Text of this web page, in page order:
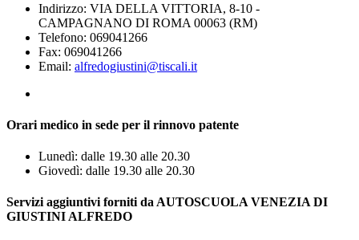
Indirizzo: VIA DELLA VITTORIA, 8-10 -
CAMPAGNANO DI ROMA 00063 (RM)
Telefono: 069041266
Fax: 069041266
Email: alfredogiustini@tiscali.it
Orari medico in sede per il rinnovo patente
Lunedì: dalle 19.30 alle 20.30
Giovedì: dalle 19.30 alle 20.30
Servizi aggiuntivi forniti da AUTOSCUOLA VENEZIA DI
GIUSTINI ALFREDO